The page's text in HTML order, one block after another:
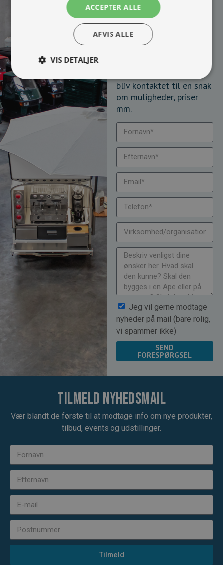
dig?
Vi bygger vognene på
bestilling og kan
bliv kontaktet til en snak
om muligheder, priser
mm.
Jeg vil gerne modtage
nyheder på mail (bare rolig,
vi spammer ikke)
SEND
FORESPØRGSEL
Tilmeld nyhedsmail
Vær blandt de første til at modtage info om nye produkter,
tilbud, events og udstillinger.
Tilmeld
ACCEPTER ALLE
AFVIS ALLE
VIS DETALJER